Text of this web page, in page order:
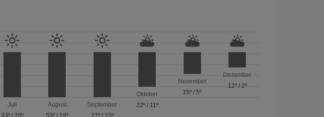
Juli
33º/ 20º
August
33º / 19º
September
27º/ 15º
Oktober
22º/ 11º
November
15º /5º
Dezember
12º/ 2º